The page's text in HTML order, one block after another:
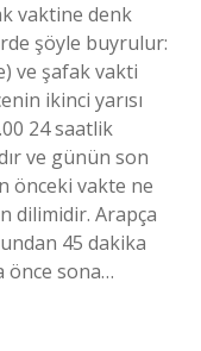
vaktine denk
şöyle buyrulur:
ve şafak vakti
ikinci yarısı
24 saatlik
ve günün son
önceki vakte ne
dilimidir. Arapça
45 dakika
önce sona…